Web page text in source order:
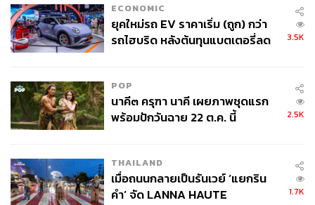
ECONOMIC
ยุคใหม่รถ EV ราคาเริ่ม (ถูก) กว่า
รถไฮบริด หลังต้นทุนแบตเตอรี่ลด
3.5K
POP
นาคี๓ ครุฑา นาคี เผยภาพชุดแรก
พร้อมปักวันฉาย 22 ต.ค. นี้
2.5K
THAILAND
เมื่อถนนกลายเป็นรันเวย์ ‘แยกริน
คำ’ จัด LANNA HAUTE
1.7K